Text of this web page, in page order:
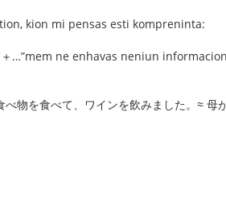
kion mi pensas esti kompreninta:
＋…”mem ne enhavas neniun
物を食べて、ワインを飲みました。≈